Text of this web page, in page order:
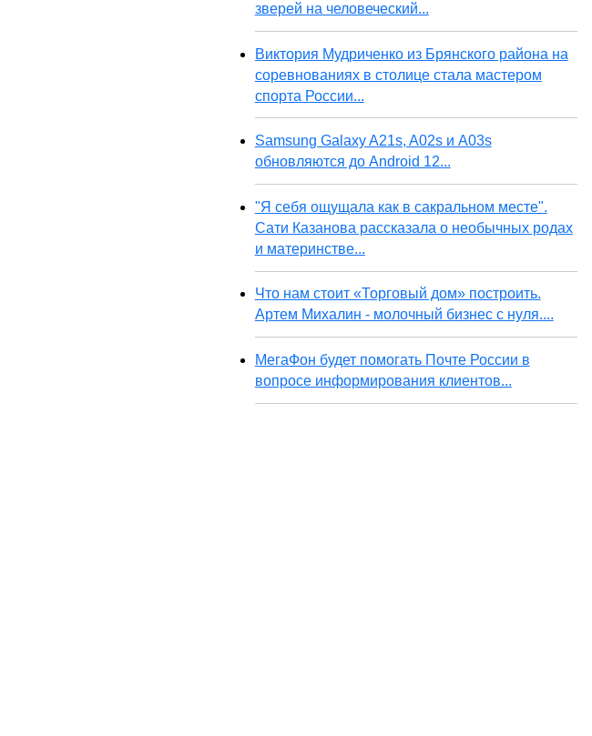
зверей на человеческий...
Виктория Мудриченко из Брянского района на
соревнованиях в столице стала мастером
спорта России...
Samsung Galaxy A21s, A02s и A03s
обновляются до Android 12...
"Я себя ощущала как в сакральном месте".
Сати Казанова рассказала о необычных родах
и материнстве...
Что нам стоит «Торговый дом» построить.
Артем Михалин - молочный бизнес с нуля....
МегаФон будет помогать Почте России в
вопросе информирования клиентов...